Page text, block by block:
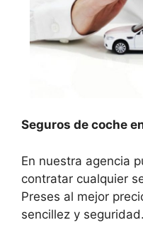
Seguros de coche
En nuestra agencia
contratar cualquier
Preses al mejor
sencillez y seguridad.